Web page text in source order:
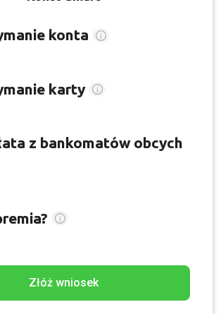
konta
karty
z bankomatów obcych
Złóż wniosek